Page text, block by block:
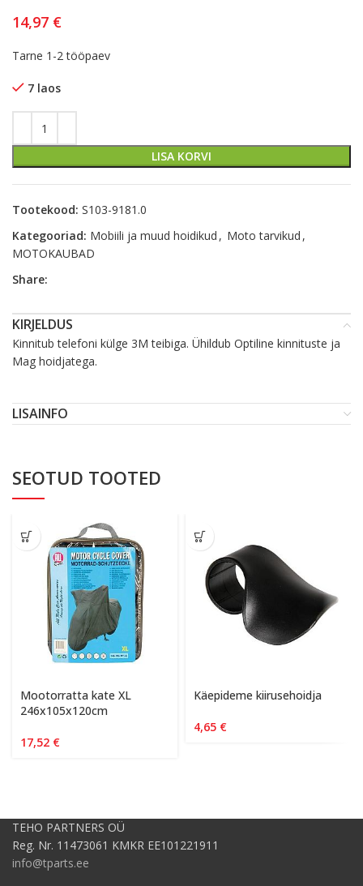
14,97 €
Tarne 1-2 tööpaev
7 laos
LISA KORVI
Tootekood: S103-9181.0
Kategooriad: Mobiili ja muud hoidikud , Moto tarvikud ,
MOTOKAUBAD
Share:
KIRJELDUS
Kinnitub telefoni külge 3M teibiga. Ühildub Optiline kinnituste ja
Mag hoidjatega.
LISAINFO
SEOTUD TOOTED
Mootorratta kate XL
246x105x120cm
17,52 €
Käepideme kiirusehoidja
4,65 €
TEHO PARTNERS OÜ
Reg. Nr. 11473061 KMKR EE101221911
info@tparts.ee